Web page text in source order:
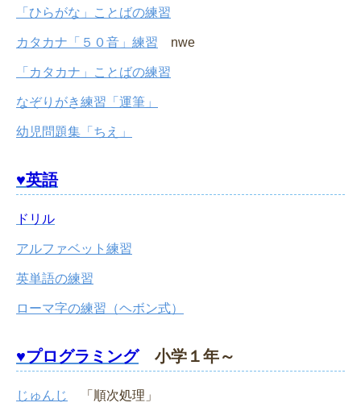
「ひらがな」ことばの練習
カタカナ「５０音」練習 nwe
「カタカナ」ことばの練習
なぞりがき練習「運筆」
幼児問題集「ちえ」
♥英語
ドリル
アルファベット練習
英単語の練習
ローマ字の練習（ヘボン式）
♥プログラミング小学１年～
じゅんじ 「順次処理」